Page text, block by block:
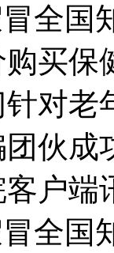
全国
购买
对老
伙成
户端
全国